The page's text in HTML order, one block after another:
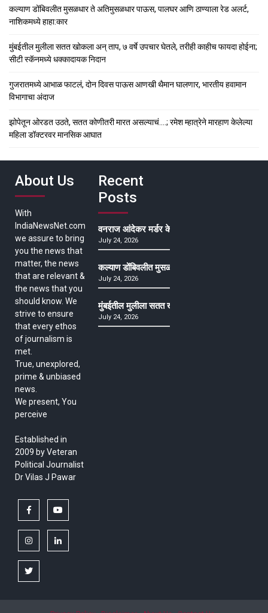
कल्याण डोंबिवलीत मुसळधार ते अतिमुसळधार पाऊस, पालघर आणि ठाण्याला रेड अलर्ट,
नाशिकमध्ये हाहा:कार
मुंबईतील मुलीला सतत खोकला अन् ताप, ७ वर्षे उपचार घेतले, तरीही काहीच फायदा होईना;
सीटी स्कॅनमध्ये धक्कादायक निदान
गुजरातमध्ये आभाळ फाटलं, दोन दिवस पाऊस आणखी थैमान घालणार, भारतीय हवामान
विभागाचा अंदाज
झोपेतून ओरडत उठते, सतत कोणीतरी मारत असल्याचं….; रमेश म्हात्रेने मारहाण केलेल्या
महिला डॉक्टरवर मानसिक आघात
About Us
With
IndiaNewsNet.com
we assure to bring
you the news that
matter, the news
that are relevant &
the news that you
should know. We
strive to ensure
that every ethos
of journalism is
met.
True, unexplored,
prime & unbiased
news.
We present, You
perceive
Established in
2009 by Veteran
Political Journalist
Dr Vilas J Pawar
facebook
instagramlinkedin
twitter
Recent
Posts
वनराज आंदेकर मर्डर केसमधील साक्षीदाराची हत्या,
July 24, 2026
कल्याण डोंबिवलीत मुसळधार ते अतिमुसळधार पाऊस,
July 24, 2026
मुंबईतील मुलीला सतत खोकला अन् ताप, ७ वर्षे उपचार
July 24, 2026